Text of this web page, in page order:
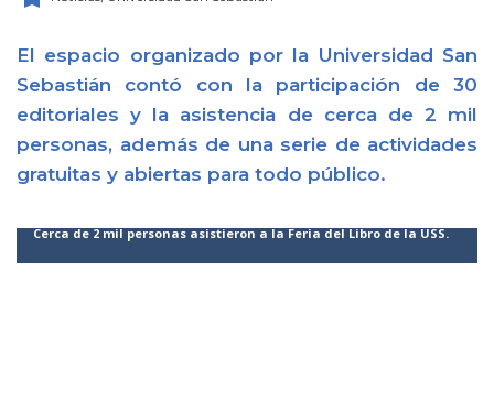
El espacio organizado por la Universidad San
Sebastián contó con la participación de 30
editoriales y la asistencia de cerca de 2 mil
personas, además de una serie de actividades
gratuitas y abiertas para todo público.
Cerca de 2 mil personas asistieron a la Feria del Libro de la USS.